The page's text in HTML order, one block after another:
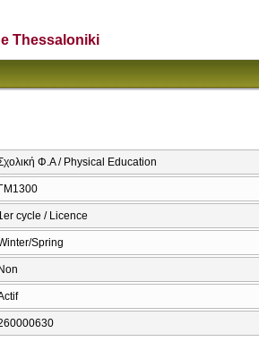
Thessaloniki
Φ.Α / Physical Education
ΓΜ1300
cycle / Licence
Spring
Non